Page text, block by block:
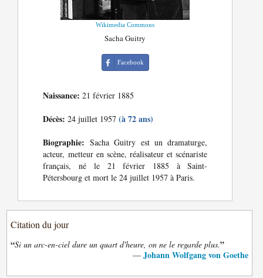
Wikimedia Commons
Sacha Guitry
Facebook
Naissance: 21 février 1885
Décès: 24 juillet 1957(à 72 ans)
Biographie: Sacha Guitry est un dramaturge,
acteur, metteur en scène, réalisateur et scénariste
français, né le 21 février 1885 à Saint-
Pétersbourg et mort le 24 juillet 1957 à Paris.
Citation du jour
“Si un arc-en-ciel dure un quart d'heure, on ne le regarde plus.”
— Johann Wolfgang von Goethe